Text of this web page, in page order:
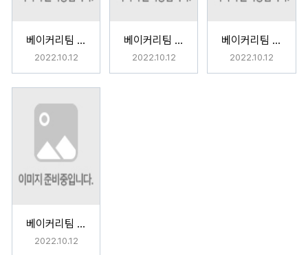
베이커리팀 동화 속 시간 <벨과 야수의 아름다운 시간>
2022.10.12
베이커리팀 동화 속 시간 <헨젤과 그레텔의 과자집>
2022.10.12
베이커리팀 동화 속 시간 <라푼젤의 기다리는 시간>
2022.10.12
베이커리팀 동화 속 시간 <흥부네 박 터졌네!>
2022.10.12